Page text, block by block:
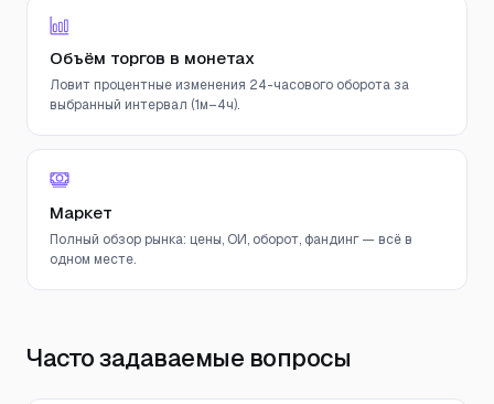
Объём торгов в монетах
Ловит процентные изменения 24-часового оборота за
выбранный интервал (1м–4ч).
Маркет
Полный обзор рынка: цены, ОИ, оборот, фандинг — всё в
одном месте.
Часто задаваемые вопросы